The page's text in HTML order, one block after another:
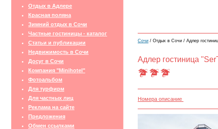
Отдых в Адлере
Красная поляна
Зимний отдых в Сочи
Частные гостиницы - каталог
Статьи и публикации
Недвижимость в Сочи
Досуг в Сочи
Компания "Minihotel"
Фотоальбом
Для турфирм
Для частных лиц
Реклама на сайте
Предложения
Обмен ссылками
Сочи / Отдых в Сочи / Адлер
Адлер гостиница
Номера описание